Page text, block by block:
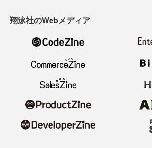
翔泳社のWebメディア